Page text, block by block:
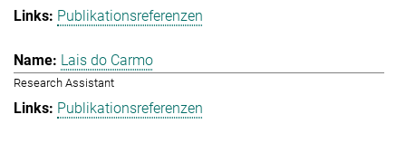
Publikationsreferenzen
Lais do Carmo
Research Assistant
Publikationsreferenzen